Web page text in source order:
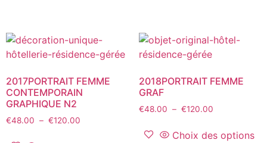
Les
options
peuvent
être
choisies
sur
Les
options
peuvent
choisies
la
2017PORTRAIT FEMME
CONTEMPORAIN
GRAPHIQUE N2
€48.00 – €120.00
2018PORTRAIT FEMME
GRAF
€48.00 – €120.00Plage
prix :
Choix des options